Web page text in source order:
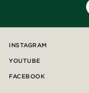
INSTAGRAM
YOUTUBE
FACEBOOK